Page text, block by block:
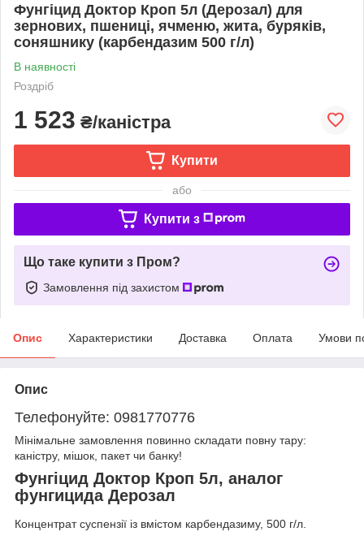
Фунгіцид Доктор Кроп 5л (Дерозал) для
зернових, пшениці, ячменю, жита, буряків,
соняшнику (карбендазим 500 г/л)
В наявності
Роздріб
1 523 ₴/каністра
Купити
або
Купити з
Що таке купити з Пром?
Замовлення під захистом
Опис Характеристики Доставка Оплата Умови
Опис
Телефонуйте: 0981770776
Мінімальне замовлення повинно складати повну тару:
каністру, мішок, пакет чи банку!
Фунгіцид Доктор Кроп 5л, аналог
фунгицида Дерозал
Концентрат суспензії із вмістом карбендазиму, 500 г/л.